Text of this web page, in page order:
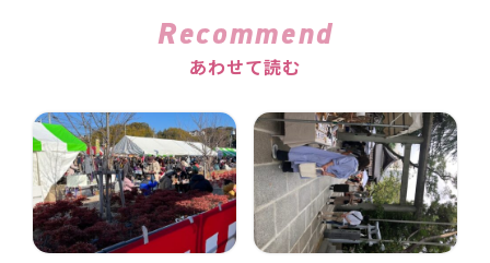
Recommend
あわせて読む